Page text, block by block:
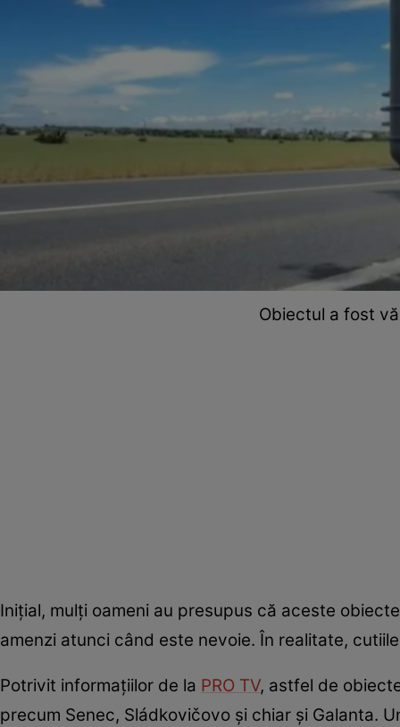
Obiectul a fost
Inițial, mulți oameni au presupus că aceste
amenzi atunci când este nevoie. În realitate,
Potrivit informațiilor de la PRO TV, astfel de
precum Senec, Sládkovičovo și chiar și Galanta.